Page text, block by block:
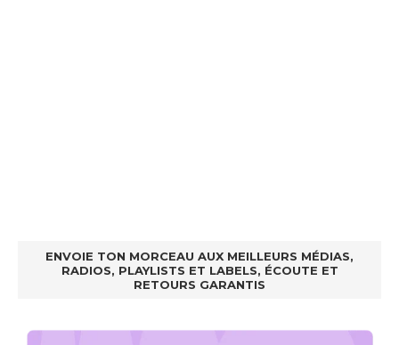
ENVOIE TON MORCEAU AUX MEILLEURS MÉDIAS,
RADIOS, PLAYLISTS ET LABELS, ÉCOUTE ET
RETOURS GARANTIS